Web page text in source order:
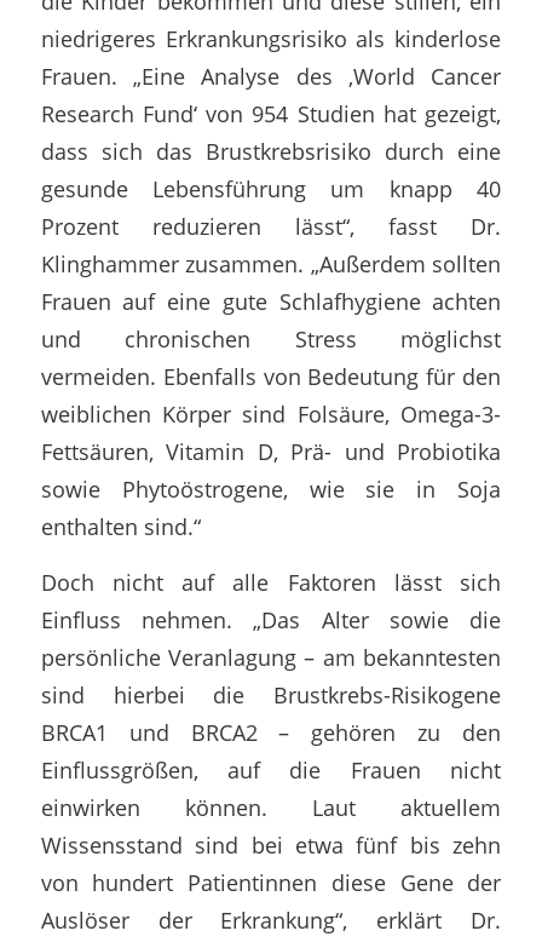
niedrigeres Erkrankungsrisiko als kinderlose
Frauen. „Eine Analyse des ‚World Cancer
Research Fund‘ von 954 Studien hat gezeigt,
dass sich das Brustkrebsrisiko durch eine
gesunde Lebensführung um knapp 40
Prozent reduzieren lässt“, fasst Dr.
Klinghammer zusammen. „Außerdem sollten
Frauen auf eine gute Schlafhygiene achten
und chronischen Stress möglichst
vermeiden. Ebenfalls von Bedeutung für den
weiblichen Körper sind Folsäure, Omega-3-
Fettsäuren, Vitamin D, Prä- und Probiotika
sowie Phytoöstrogene, wie sie in Soja
enthalten sind.“
Doch nicht auf alle Faktoren lässt sich
Einfluss nehmen. „Das Alter sowie die
persönliche Veranlagung – am bekanntesten
sind hierbei die Brustkrebs-Risikogene
BRCA1 und BRCA2 – gehören zu den
Einflussgrößen, auf die Frauen nicht
einwirken können. Laut aktuellem
Wissensstand sind bei etwa fünf bis zehn
von hundert Patientinnen diese Gene der
Auslöser der Erkrankung“, erklärt Dr.